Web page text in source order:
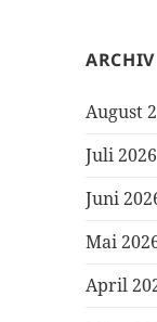
ARCHIV
August
Juli 2026
Juni
Mai
April